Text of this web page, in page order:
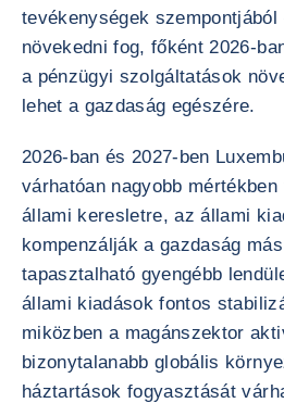
tevékenységek szempontjából
növekedni fog, főként 2026-
a pénzügyi szolgáltatások
lehet a gazdaság egészére.
2026-ban és 2027-ben
várhatóan nagyobb
állami keresletre, az állami
kompenzálják a gazdaság
tapasztalható gyengébb
állami kiadások fontos
miközben a magánszektor
bizonytalanabb globális
háztartások fogyasztását